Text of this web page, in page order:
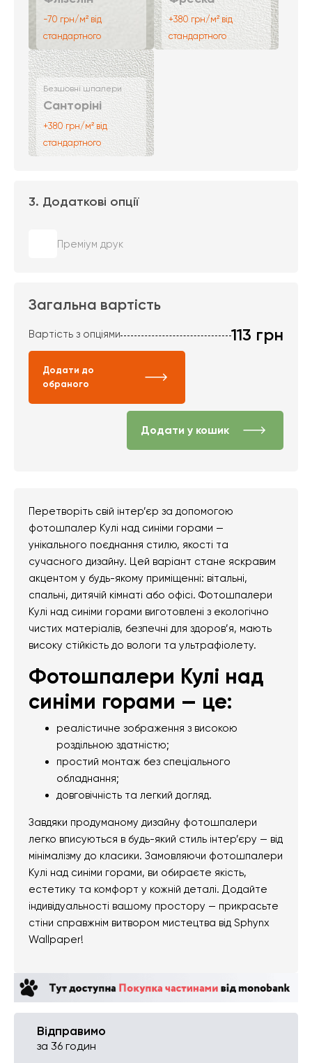
-70 грн/м² від
стандартного
+380 грн/м² від
стандартного
Безшовні шпалери
Санторіні
+380 грн/м² від
стандартного
3. Додаткові опції
Преміум друк
Загальна вартість
Вартість з опціями 113 грн
Додати до
обраного
Додати у кошик
Перетворіть свій інтер’єр за допомогою
фотошпалер Кулі над синіми горами —
унікального поєднання стилю, якості та
сучасного дизайну. Цей варіант стане яскравим
акцентом у будь-якому приміщенні: вітальні,
спальні, дитячій кімнаті або офісі. Фотошпалери
Кулі над синіми горами виготовлені з екологічно
чистих матеріалів, безпечні для здоров’я, мають
високу стійкість до вологи та ультрафіолету.
Фотошпалери Кулі над
синіми горами — це:
реалістичне зображення з високою
роздільною здатністю;
простий монтаж без спеціального
обладнання;
довговічність та легкий догляд.
Завдяки продуманому дизайну фотошпалери
легко вписуються в будь-який стиль інтер’єру — від
мінімалізму до класики. Замовляючи фотошпалери
Кулі над синіми горами, ви обираєте якість,
естетику та комфорт у кожній деталі. Додайте
індивідуальності вашому простору — прикрасьте
стіни справжнім витвором мистецтва від Sphynx
Wallpaper!
Відправимо
за 36 годин